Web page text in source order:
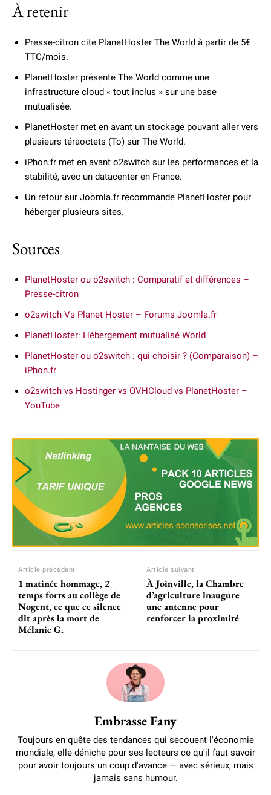
À retenir
Presse-citron cite PlanetHoster The World à partir de 5€
TTC/mois.
PlanetHoster présente The World comme une
infrastructure cloud « tout inclus » sur une base
mutualisée.
PlanetHoster met en avant un stockage pouvant aller vers
plusieurs téraoctets (To) sur The World.
iPhon.fr met en avant o2switch sur les performances et la
stabilité, avec un datacenter en France.
Un retour sur Joomla.fr recommande PlanetHoster pour
héberger plusieurs sites.
Sources
PlanetHoster ou o2switch : Comparatif et différences –
Presse-citron
o2switch Vs Planet Hoster – Forums Joomla.fr
PlanetHoster: Hébergement mutualisé World
PlanetHoster ou o2switch : qui choisir ? (Comparaison) –
iPhon.fr
o2switch vs Hostinger vs OVHCloud vs PlanetHoster –
YouTube
Article précédent
1 matinée hommage, 2
temps forts au collège de
Nogent, ce que ce silence
dit après la mort de
Mélanie G.
Article suivant
À Joinville, la Chambre
d’agriculture inaugure
une antenne pour
renforcer la proximité
Embrasse Fany
Toujours en quête des tendances qui secouent l'économie
mondiale, elle déniche pour ses lecteurs ce qu'il faut savoir
pour avoir toujours un coup d'avance — avec sérieux, mais
jamais sans humour.